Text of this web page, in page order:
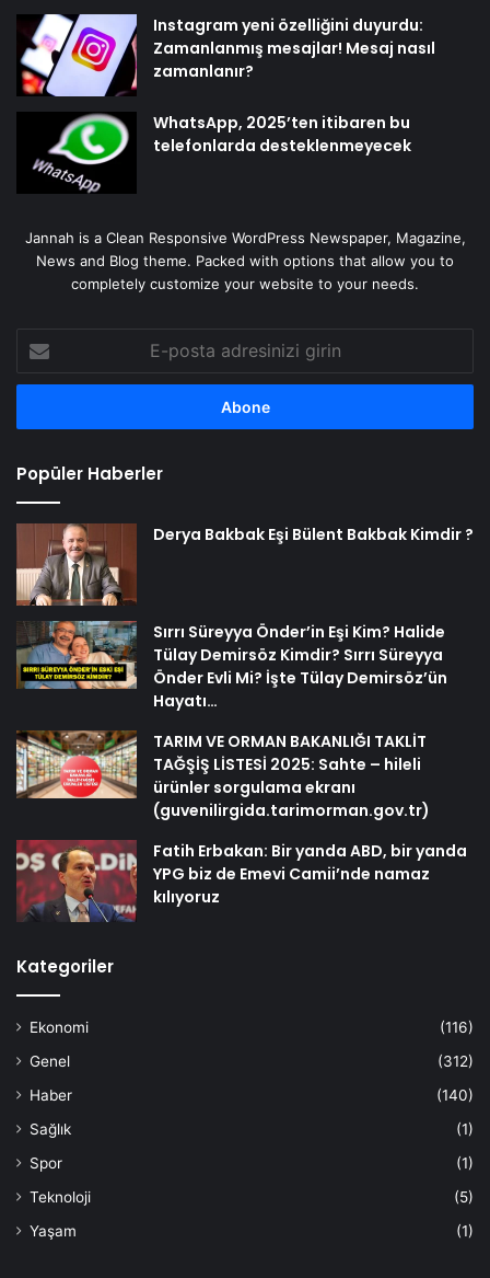
Instagram yeni özelliğini duyurdu:
Zamanlanmış mesajlar! Mesaj nasıl
zamanlanır?
WhatsApp, 2025’ten itibaren bu
telefonlarda desteklenmeyecek
Jannah is a Clean Responsive WordPress Newspaper, Magazine,
News and Blog theme. Packed with options that allow you to
completely customize your website to your needs.
posta
adresinizi
Popüler Haberler
Derya Bakbak Eşi Bülent Bakbak Kimdir ?
Sırrı Süreyya Önder’in Eşi Kim? Halide
Tülay Demirsöz Kimdir? Sırrı Süreyya
Önder Evli Mi? İşte Tülay Demirsöz’ün
Hayatı…
TARIM VE ORMAN BAKANLIĞI TAKLİT
TAĞŞİŞ LİSTESİ 2025: Sahte – hileli
ürünler sorgulama ekranı
(guvenilirgida.tarimorman.gov.tr)
Fatih Erbakan: Bir yanda ABD, bir yanda
YPG biz de Emevi Camii’nde namaz
kılıyoruz
Kategoriler
Ekonomi
(116)
Genel
(312)
Haber
(140)
Sağlık
(1)
Spor
(1)
Teknoloji
(5)
Yaşam
(1)